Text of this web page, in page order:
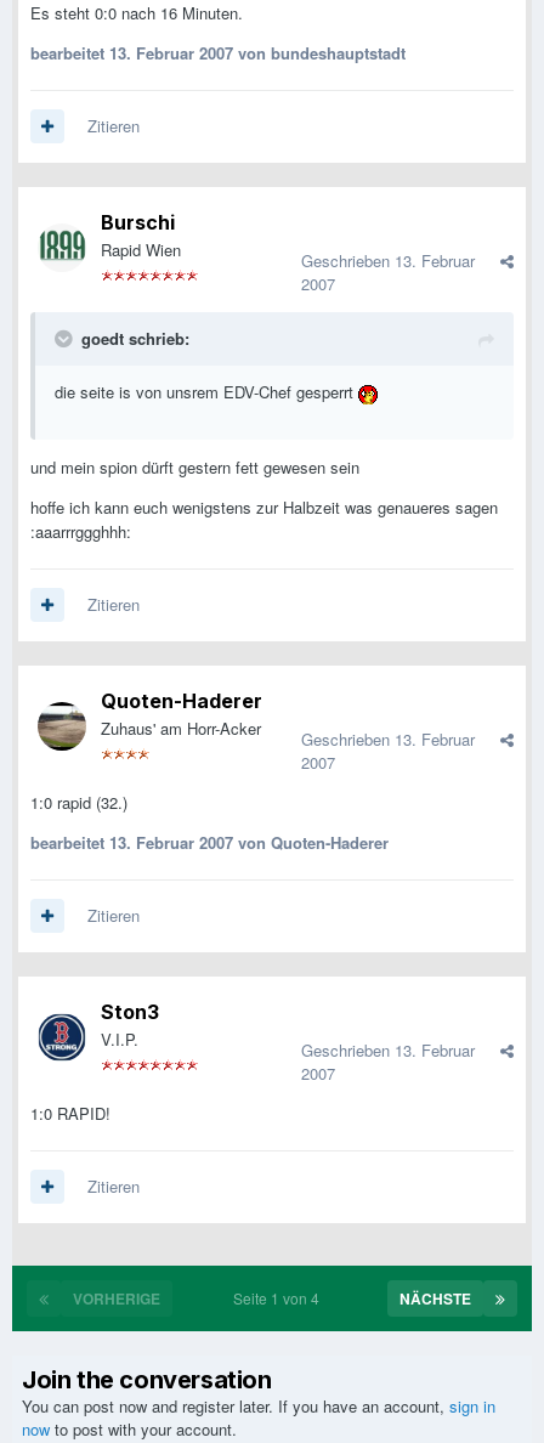
Es steht 0:0 nach 16 Minuten.
bearbeitet 13. Februar 2007 von bundeshauptstadt
Zitieren
Burschi
Rapid Wien Geschrieben 13. Februar
2007
goedt schrieb:
die seite is von unsrem EDV-Chef gesperrt
und mein spion dürft gestern fett gewesen sein
hoffe ich kann euch wenigstens zur Halbzeit was genaueres sagen
:aaarrrggghhh:
Zitieren
Quoten-Haderer
Zuhaus' am Horr-Acker Geschrieben 13. Februar
2007
1:0 rapid (32.)
bearbeitet 13. Februar 2007 von Quoten-Haderer
Zitieren
Ston3
V.I.P. Geschrieben 13. Februar
2007
1:0 RAPID!
Zitieren
VORHERIGE NÄCHSTE
Seite 1 von 4
Join the conversation
You can post now and register later. If you have an account, sign in
now to post with your account.